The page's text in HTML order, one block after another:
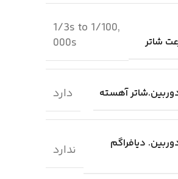
شاتر
1/3s to 1/100,
000s
آهسته دارد
دیافراگم
ندارد